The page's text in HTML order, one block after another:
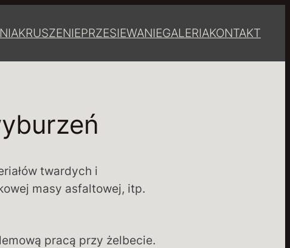
KRUSZENIEPRZESIEWANIEGALERIAKONTAKT
twardych i
masy asfaltowej, itp.
pracą przy żelbecie.